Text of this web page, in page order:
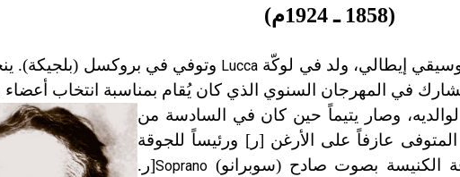
(
1858 ـ1924م)
إيطالي، ولد في لوكّة Lucca وتوفي في بروكسل (بلجيكة).
في المهرجان السنوي الذي كان يُقام بمناسبة انتخاب أعضاء
وصار يتيماً حين كان في السادسة من
عازفاً على الأرغن [ر] ورئيساً للجوقة
الكنيسة بصوت صادح (سوبرانو) Soprano[ر.